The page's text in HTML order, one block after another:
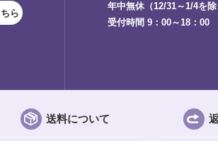
ら
年中無休（12/31～1/4を除
受付時間 9：00～18：00
送料について